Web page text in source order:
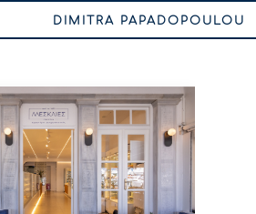
DIMITRA PAPADOPOULOU